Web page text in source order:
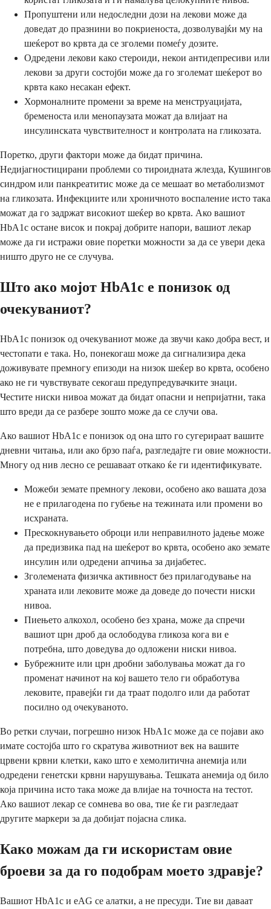
Пропуштени или недоследни дози на лекови може да
доведат до празнини во покриеноста, дозволувајќи му на
шеќерот во крвта да се зголеми помеѓу дозите.
Одредени лекови како стероиди, некои антидепресиви или
лекови за други состојби може да го зголемат шеќерот во
крвта како несакан ефект.
Хормоналните промени за време на менструацијата,
бременоста или менопаузата можат да влијаат на
инсулинската чувствителност и контролата на гликозата.
Поретко, други фактори може да бидат причина.
Недијагностицирани проблеми со тироидната жлезда, Кушингов
синдром или панкреатитис може да се мешаат во метаболизмот
на гликозата. Инфекциите или хроничното воспаление исто така
можат да го задржат високиот шеќер во крвта. Ако вашиот
HbA1c остане висок и покрај добрите напори, вашиот лекар
може да ги истражи овие поретки можности за да се увери дека
ништо друго не се случува.
Што ако мојот HbA1c е понизок од
очекуваниот?
HbA1c понизок од очекуваниот може да звучи како добра вест, и
честопати е така. Но, понекогаш може да сигнализира дека
доживувате премногу епизоди на низок шеќер во крвта, особено
ако не ги чувствувате секогаш предупредувачките знаци.
Честите ниски нивоа можат да бидат опасни и непријатни, така
што вреди да се разбере зошто може да се случи ова.
Ако вашиот HbA1c е понизок од она што го сугерираат вашите
дневни читања, или ако брзо паѓа, разгледајте ги овие можности.
Многу од нив лесно се решаваат откако ќе ги идентификувате.
Можеби земате премногу лекови, особено ако вашата доза
не е прилагодена по губење на тежината или промени во
исхраната.
Прескокнувањето оброци или неправилното јадење може
да предизвика пад на шеќерот во крвта, особено ако земате
инсулин или одредени апчиња за дијабетес.
Зголемената физичка активност без прилагодување на
храната или лековите може да доведе до почести ниски
нивоа.
Пиењето алкохол, особено без храна, може да спречи
вашиот црн дроб да ослободува гликоза кога ви е
потребна, што доведува до одложени ниски нивоа.
Бубрежните или црн дробни заболувања можат да го
променат начинот на кој вашето тело ги обработува
лековите, правејќи ги да траат подолго или да работат
посилно од очекуваното.
Во ретки случаи, погрешно низок HbA1c може да се појави ако
имате состојба што го скратува животниот век на вашите
црвени крвни клетки, како што е хемолитична анемија или
одредени генетски крвни нарушувања. Тешката анемија од било
која причина исто така може да влијае на точноста на тестот.
Ако вашиот лекар се сомнева во ова, тие ќе ги разгледаат
другите маркери за да добијат појасна слика.
Како можам да ги искористам овие
броеви за да го подобрам моето здравје?
Вашиот HbA1c и eAG се алатки, а не пресуди. Тие ви даваат